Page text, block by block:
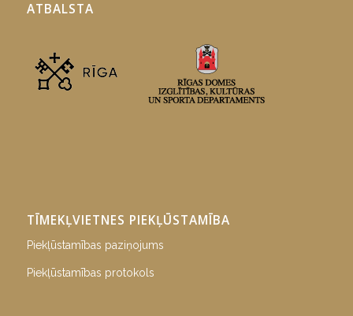
ATBALSTA
TĪMEKĻVIETNES PIEKĻŪSTAMĪBA
Piekļūstamības paziņojums
Piekļūstamības protokols